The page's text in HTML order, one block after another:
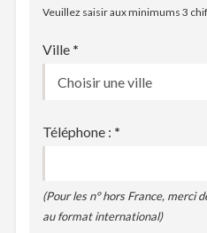
Veuillez saisir aux minimums 3
Ville *
Téléphone : *
(Pour les n° hors France, merci
au format international)